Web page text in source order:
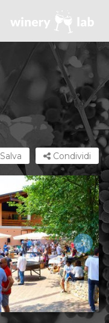
Condividi
Salva